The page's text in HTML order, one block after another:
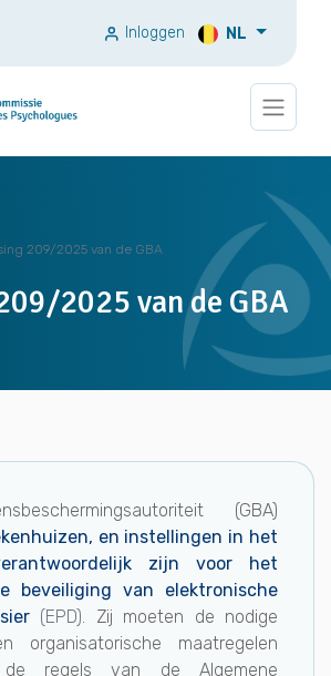
Inloggen NL
209/2025 van de GBA
2025 van de GBA
(GBA)
en instellingen in het
zijn voor het
beveiliging van elektronische
(EPD). Zij moeten de nodige
organisatorische maatregelen
regels van de Algemene